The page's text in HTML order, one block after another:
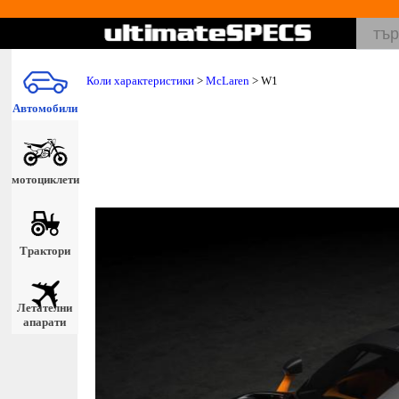
Автомобили
мотоциклети
Трактори
Летателни
апарати
Коли характеристики > McLaren > W1